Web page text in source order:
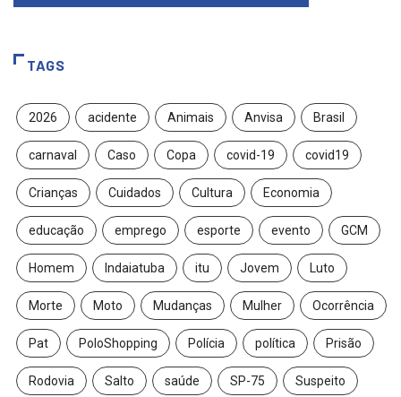
TAGS
2026 acidente Animais Anvisa Brasil
carnaval Caso Copa covid-19 covid19
Crianças Cuidados Cultura Economia
educação emprego esporte evento GCM
Homem Indaiatuba itu Jovem Luto
Morte Moto Mudanças Mulher Ocorrência
Pat PoloShopping Polícia política Prisão
Rodovia Salto saúde SP-75 Suspeito